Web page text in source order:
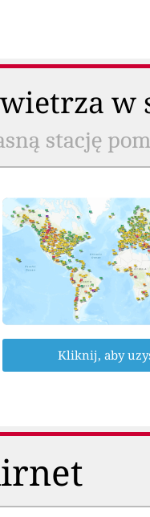
w
stację
Kliknij, aby